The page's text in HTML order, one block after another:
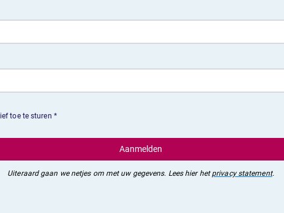
Aanmelden
Uiteraard gaan we netjes om met uw gegevens. Lees hier het privacy statement.